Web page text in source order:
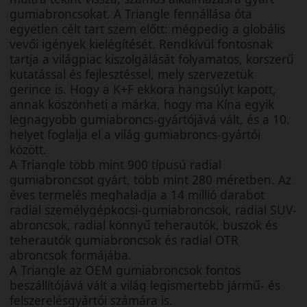
gumiabroncsokat. A Triangle fennállása óta
egyetlen célt tart szem előtt: mégpedig a globális
vevői igények kielégítését. Rendkívül fontosnak
tartja a világpiac kiszolgálását folyamatos, korszerű
kutatással és fejlesztéssel, mely szervezetük
gerince is. Hogy a K+F ekkora hangsúlyt kapott,
annak köszönheti a márka, hogy ma Kína egyik
legnagyobb gumiabroncs-gyártójává vált, és a 10.
helyet foglalja el a világ gumiabroncs-gyártói
között.
A Triangle több mint 900 típusú radial
gumiabroncsot gyárt, több mint 280 méretben. Az
éves termelés meghaladja a 14 millió darabot
radial személygépkocsi-gumiabroncsok, radial SUV-
abroncsok, radial könnyű teherautók, buszok és
teherautók gumiabroncsok és radial OTR
abroncsok formájába.
A Triangle az OEM gumiabroncsok fontos
beszállítójává vált a világ legismertebb jármű- és
felszerelésgyártói számára is.